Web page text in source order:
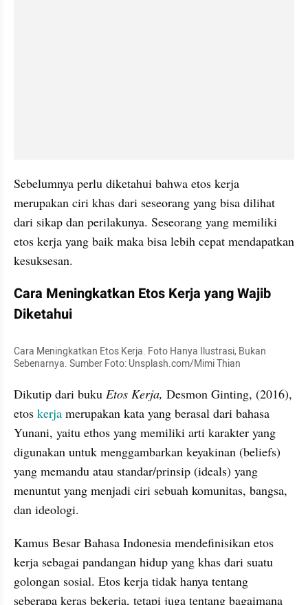
Sebelumnya perlu diketahui bahwa etos kerja
merupakan ciri khas dari seseorang yang bisa dilihat
dari sikap dan perilakunya. Seseorang yang memiliki
etos kerja yang baik maka bisa lebih cepat mendapatkan
kesuksesan.
Cara Meningkatkan Etos Kerja yang Wajib
Diketahui
Cara Meningkatkan Etos Kerja. Foto Hanya Ilustrasi, Bukan
Sebenarnya. Sumber Foto: Unsplash.com/Mimi Thian
Dikutip dari buku Etos Kerja, Desmon Ginting, (2016),
etos kerja merupakan kata yang berasal dari bahasa
Yunani, yaitu ethos yang memiliki arti karakter yang
digunakan untuk menggambarkan keyakinan (beliefs)
yang memandu atau standar/prinsip (ideals) yang
menuntut yang menjadi ciri sebuah komunitas, bangsa,
dan ideologi.
Kamus Besar Bahasa Indonesia mendefinisikan etos
kerja sebagai pandangan hidup yang khas dari suatu
golongan sosial. Etos kerja tidak hanya tentang
seberapa keras bekerja, tetapi juga tentang bagaimana